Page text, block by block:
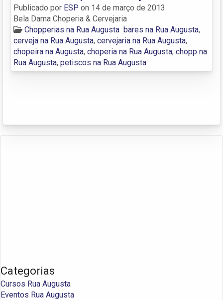
Publicado por ESP on 14 de março de 2013
Bela Dama Choperia & Cervejaria
Chopperias na Rua Augusta bares na Rua Augusta,
cerveja na Rua Augusta, cervejaria na Rua Augusta,
chopeira na Augusta, choperia na Rua Augusta, chopp na
Rua Augusta, petiscos na Rua Augusta
Categorias
Cursos Rua Augusta
Eventos Rua Augusta